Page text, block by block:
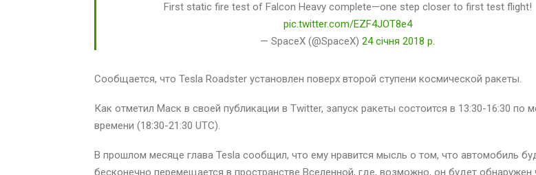
First static fire test of Falcon Heavy complete—one step closer to first test flight!
pic.twitter.com/EZF4JOT8e4
— SpaceX (@SpaceX)24 січня 2018 р.
Сообщается, что Tesla Roadster установлен поверх второй ступени космической ракеты.
Как отметил Маск в своей публикации в Twitter, запуск ракеты состоится в 13:30-16:30 по
времени (18:30-21:30 UTC).
В прошлом месяце глава Tesla сообщил, что ему нравится мысль о том, что автомобиль
бесконечно перемещается в пространстве Вселенной, где, возможно, он будет обнаружен